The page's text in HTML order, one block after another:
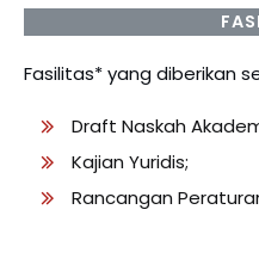
Fasilitas* yang diberikan
Draft Naskah
Kajian Yuridis;
Rancangan